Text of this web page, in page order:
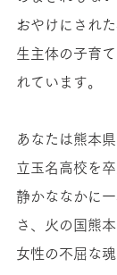
おやけにされ
生主体の子育
れています。
あなたは熊本
立玉名高校を
静かななかに
さ、火の国熊
女性の不屈な